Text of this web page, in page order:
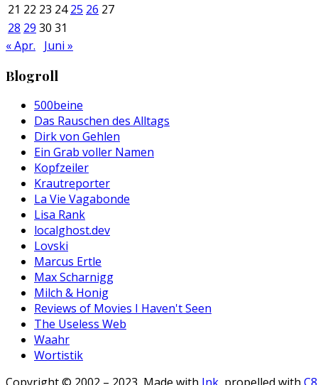
21 22 23 24 25 26 27
28 29 30 31
« Apr.
Juni »
Blogroll
500beine
Das Rauschen des Alltags
Dirk von Gehlen
Ein Grab voller Namen
Kopfzeiler
Krautreporter
La Vie Vagabonde
Lisa Rank
localghost.dev
Lovski
Marcus Ertle
Max Scharnigg
Milch & Honig
Reviews of Movies I Haven't Seen
The Useless Web
Waahr
Wortistik